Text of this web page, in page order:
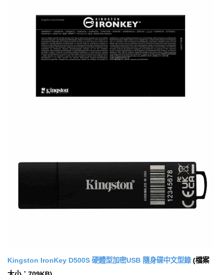
Kingston IronKey D500S 硬體型加密USB 隨身碟中文型錄(檔案